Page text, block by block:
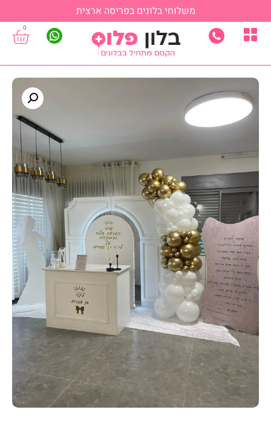
משלוחי בלונים בפריסה ארצית
0